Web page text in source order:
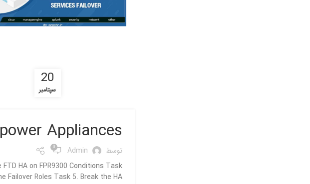
20
سپتامبر
Appliances
توسط Admin
0
HA on FPR9300 Conditions Task
Roles Task 5. Break the HA...